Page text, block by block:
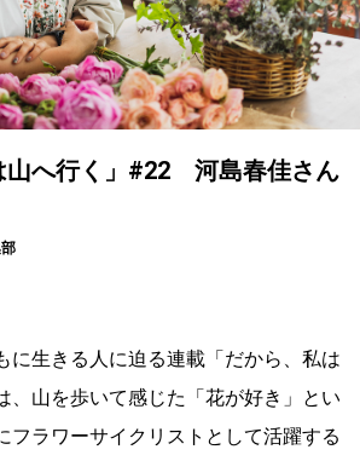
山へ行く」#22 河島春佳さん
に生きる人に迫る連載「だから、私は
、山を歩いて感じた「花が好き」とい
フラワーサイクリストとして活躍する